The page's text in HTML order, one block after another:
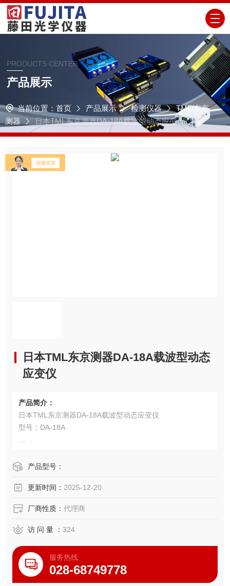
PRODUCTS CENTER
产品展示
当前位置： 首页 产品展示 检测仪器
TML/东京
测器
日本TML东京测器DA-18A载波型动态应变仪
日本TML东京测器DA-18A载波型动态
应变仪
产品简介：
日本TML东京测器DA-18A载波型动态应变仪
型号：DA-18A
噪性能好。灵敏度调整采用数字灵敏度设置方法，准确快
量。DA-18A本身为单通道，两台或多台可安装在专用机箱中
产品型号：
更新时间： 2025-12-20
厂商性质： 代理商
访 问 量 ： 324
服务热线
028-68749778